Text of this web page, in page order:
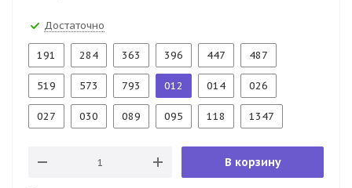
Достаточно
191 284 363 396 447 487
519 573 793 012 014 026
027 030 089 095 118 1347
В корзину